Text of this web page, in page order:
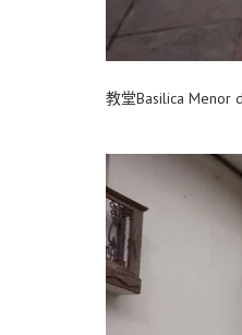
教堂Basilica Menor